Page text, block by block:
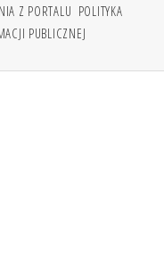
Z PORTALU POLITYKA
PUBLICZNEJ